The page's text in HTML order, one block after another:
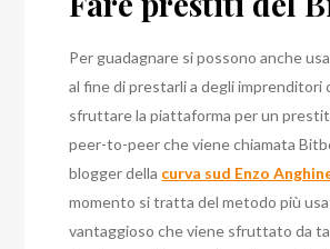
Per guadagnare si possono anche
al fine di prestarli a degli imprenditori
sfruttare la piattaforma per un
peer-to-peer che viene chiamata
blogger della curva sud Enzo
momento si tratta del metodo più
vantaggioso che viene sfruttato da